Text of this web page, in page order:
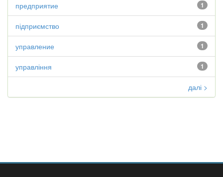
1
предприятие
1
підприємство
1
управление
1
управління
далі >